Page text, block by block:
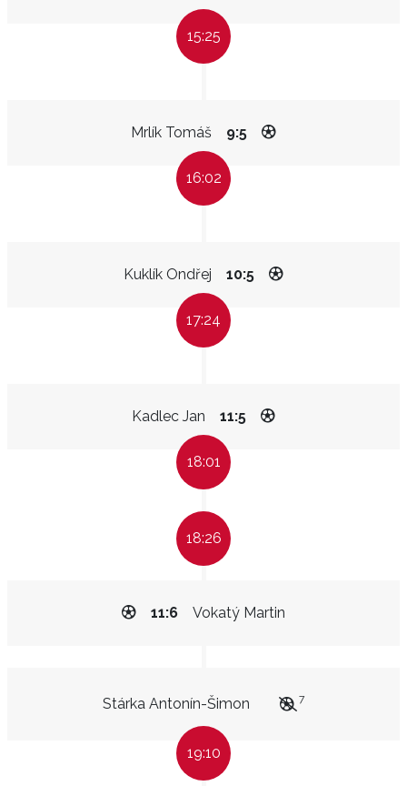
15:25
Mrlík Tomáš 9:5
16:02
Kuklík Ondřej 10:5
17:24
Kadlec Jan 11:5
18:01
18:26
Vokatý Martin
11:6
Stárka Antonín-Šimon 7
19:10